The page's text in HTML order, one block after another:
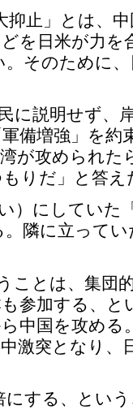
抑止」とは、
を日米が力を
そのために
に説明せず、
備増強」を約
が攻められた
りだ」と答え
）にしていた
隣に立って
ことは、集団
参加する、と
中国を攻める
激突となり、
にする、とい